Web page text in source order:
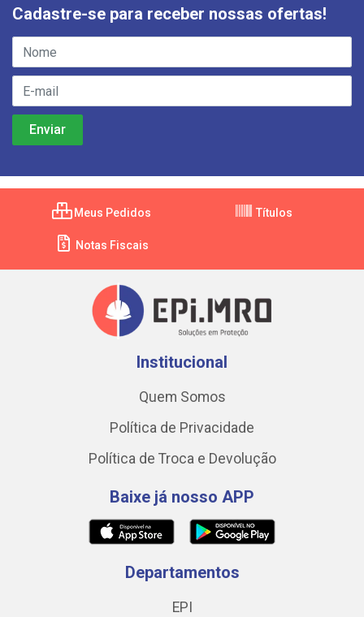
Cadastre-se para receber nossas ofertas!
Meus Pedidos Títulos
Notas Fiscais
Institucional
Quem Somos
Política de Privacidade
Política de Troca e Devolução
Baixe já nosso APP
Departamentos
EPI